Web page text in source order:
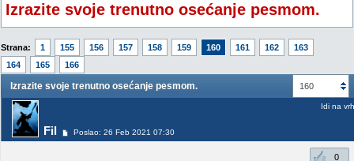
Izrazite svoje trenutno osećanje pesmom.
Strana: 1 155 156 157 158 159 160 161 162
163
164
165 166
160
Izrazite svoje trenutno osećanje pesmom.
Fil Poslao: 26 Feb 2021 07:30
Idi na vrh
0